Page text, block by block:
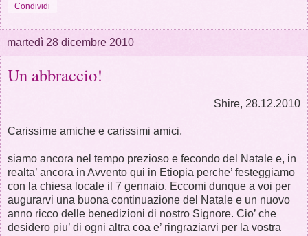
Condividi
martedì 28 dicembre 2010
Un abbraccio!
Shire, 28.12.2010
Carissime amiche e carissimi amici,
siamo ancora nel tempo prezioso e fecondo del Natale e, in
realta’ ancora in Avvento qui in Etiopia perche’ festeggiamo
con la chiesa locale il 7 gennaio. Eccomi dunque a voi per
augurarvi una buona continuazione del Natale e un nuovo
anno ricco delle benedizioni di nostro Signore. Cio’ che
desidero piu’ di ogni altra coa e’ ringraziarvi per la vostra